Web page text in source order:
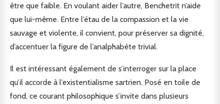
être que faible. En voulant aider l’autre, Benchetrit n’aide
que lui-même. Entre l’étau de la compassion et la vie
sauvage et violente, il convient, pour préserver sa dignité,
d’accentuer la figure de l’analphabète trivial.
Il est intéressant également de s’interroger sur la place
qu’il accorde à l’existentialisme sartrien. Posé en toile de
fond, ce courant philosophique s’invite dans plusieurs